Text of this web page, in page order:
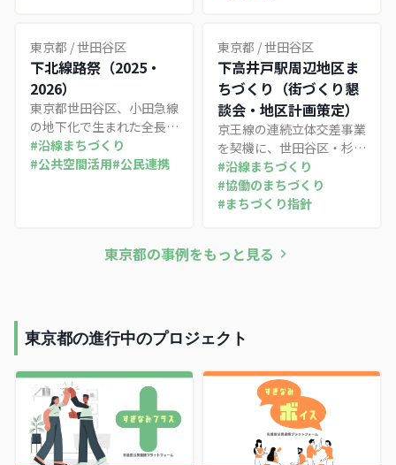
ら「暫定利用」で始まる都
市基盤整備の到達点と課題
を追う。
ア）を10年の進捗で移
行・新規・継続に再分類
し、官民連携やエリアマネ
ジメントまで取り込んだ、
マスタープラン中間見直し
の手法に着目する。
東京都 /世田谷区
下北線路祭（2025・
2026）
東京都世田谷区、小田急線
の地下化で生まれた全長約
1.7kmの線路跡地「下北線
路街」を舞台に、東北沢・
業記念イベントから、商店
現可能性を整理する。
#沿線まちづくり
#公共空間活用#公民連携
東京都 /世田谷区
下高井戸駅周辺地区ま
ちづくり（街づくり懇
談会・地区計画策定）
京王線の連続立体交差事業
を契機に、世田谷区・杉並
区の区境にまたがる下高井
戸駅周辺で進む住民主導の
まちづくり。住民協議会が
り懇談会での合意形成を経
紹介する。
#沿線まちづくり
#協働のまちづくり
#まちづくり指針
東京都の事例をもっと見る
東京都の進行中のプロジェクト